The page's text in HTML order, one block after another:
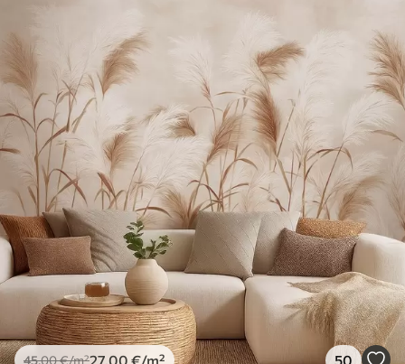
45.00€/m²27 .00 €/m² 50